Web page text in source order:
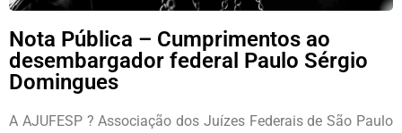
Nota Pública – Cumprimentos ao
desembargador federal Paulo Sérgio
Domingues
A AJUFESP ? Associação dos Juízes Federais de São Paulo